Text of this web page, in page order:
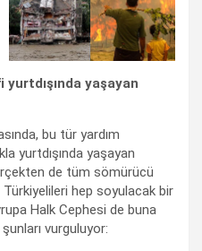
yurtdışında yaşayan
bu tür yardım
yurtdışında yaşayan
de tüm sömürücü
Türkiyelileri hep soyulacak bir
Halk Cephesi de buna
vurguluyor: